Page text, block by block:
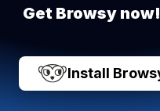
Get Browsy
Install